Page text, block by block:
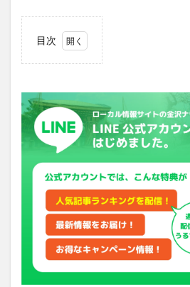
目次
ニク
トッ
ピン
グ⁉
アク